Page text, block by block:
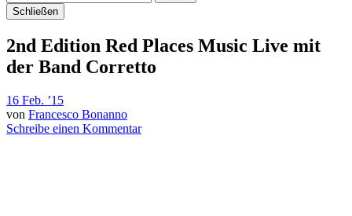
Schließen
2nd Edition Red Places Music Live mit
der Band Corretto
16 Feb. ’15
von Francesco Bonanno
Schreibe einen Kommentar